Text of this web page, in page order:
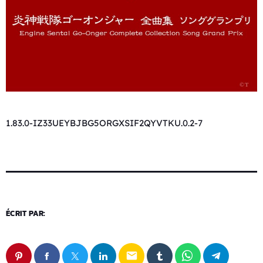
1.83.0-IZ33UEYBJBG5ORGXSIF2QYVTKU.0.2-7
ÉCRIT PAR:
email